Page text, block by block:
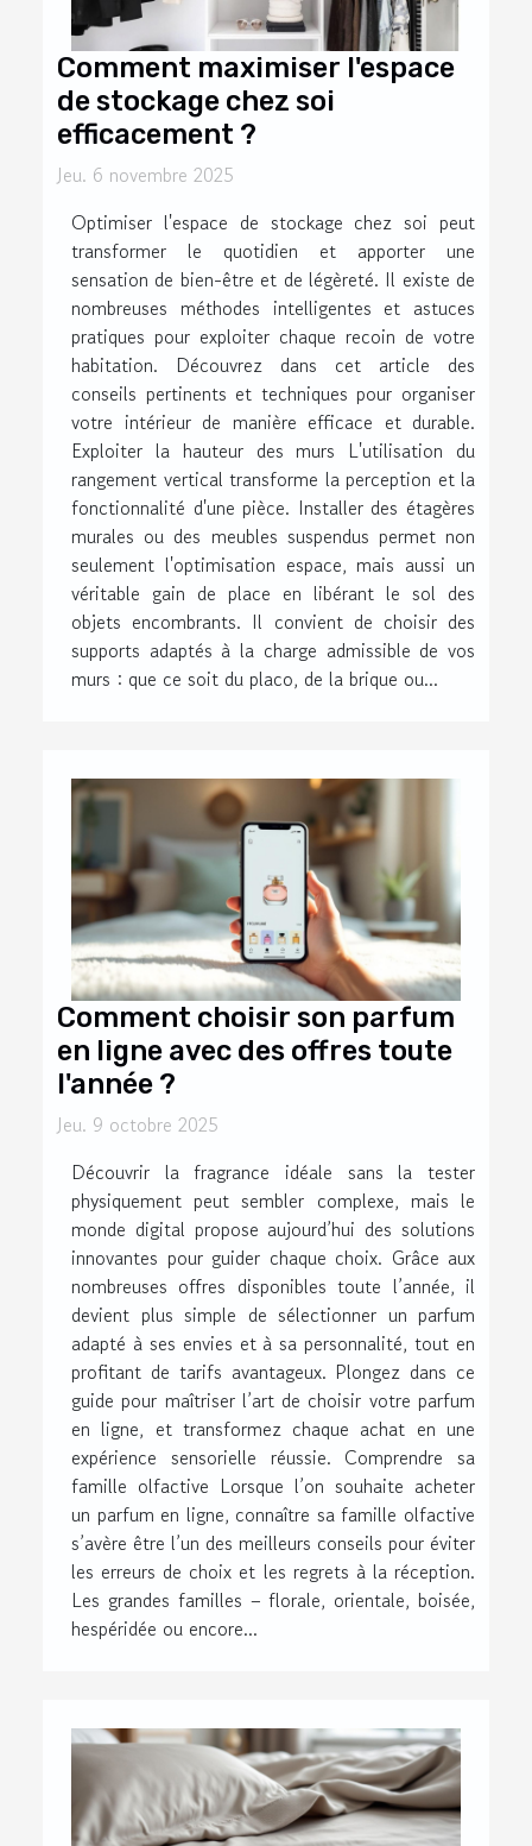
Comment maximiser l'espace
de stockage chez soi
efficacement ?
Jeu. 6 novembre 2025
Optimiser l'espace de stockage chez soi peut
transformer le quotidien et apporter une
sensation de bien-être et de légèreté. Il existe de
nombreuses méthodes intelligentes et astuces
pratiques pour exploiter chaque recoin de votre
habitation. Découvrez dans cet article des
conseils pertinents et techniques pour organiser
votre intérieur de manière efficace et durable.
Exploiter la hauteur des murs L'utilisation du
rangement vertical transforme la perception et la
fonctionnalité d'une pièce. Installer des étagères
murales ou des meubles suspendus permet non
seulement l'optimisation espace, mais aussi un
véritable gain de place en libérant le sol des
objets encombrants. Il convient de choisir des
supports adaptés à la charge admissible de vos
murs : que ce soit du placo, de la brique ou...
Comment choisir son parfum
en ligne avec des offres toute
l'année ?
Jeu. 9 octobre 2025
Découvrir la fragrance idéale sans la tester
physiquement peut sembler complexe, mais le
monde digital propose aujourd’hui des solutions
innovantes pour guider chaque choix. Grâce aux
nombreuses offres disponibles toute l’année, il
devient plus simple de sélectionner un parfum
adapté à ses envies et à sa personnalité, tout en
profitant de tarifs avantageux. Plongez dans ce
guide pour maîtriser l’art de choisir votre parfum
en ligne, et transformez chaque achat en une
expérience sensorielle réussie. Comprendre sa
famille olfactive Lorsque l’on souhaite acheter
un parfum en ligne, connaître sa famille olfactive
s’avère être l’un des meilleurs conseils pour éviter
les erreurs de choix et les regrets à la réception.
Les grandes familles – florale, orientale, boisée,
hespéridée ou encore...